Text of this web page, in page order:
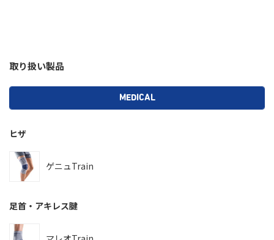
取り扱い製品
MEDICAL
ヒザ
ゲニュTrain
足首・アキレス腱